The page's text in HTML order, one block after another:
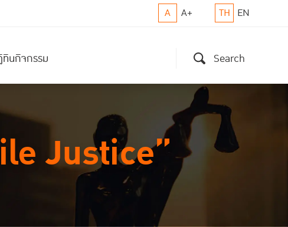
A A+ TH EN
นกิจกรรม Search
Justice”